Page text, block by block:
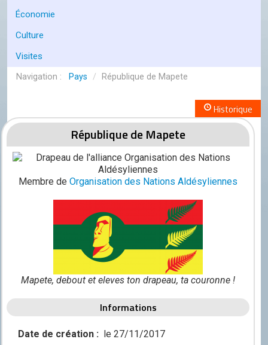
Géographie
Histoire
Politique
Participer
Le forum
GitHub
Économie
Culture
Visites
Pays / République de Mapete
Historique
République de Mapete
Membre de Organisation des Nations Aldésyliennes
Mapete, debout et eleves ton drapeau, ta couronne !
Informations
Date de création : le 27/11/2017